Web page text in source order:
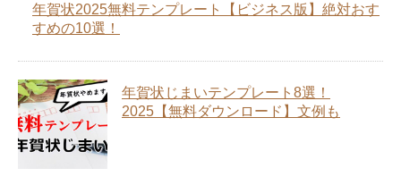
年賀状2025無料テンプレート【ビジネス版】絶対おす
すめの10選！
年賀状じまいテンプレート8選！
2025【無料ダウンロード】文例も